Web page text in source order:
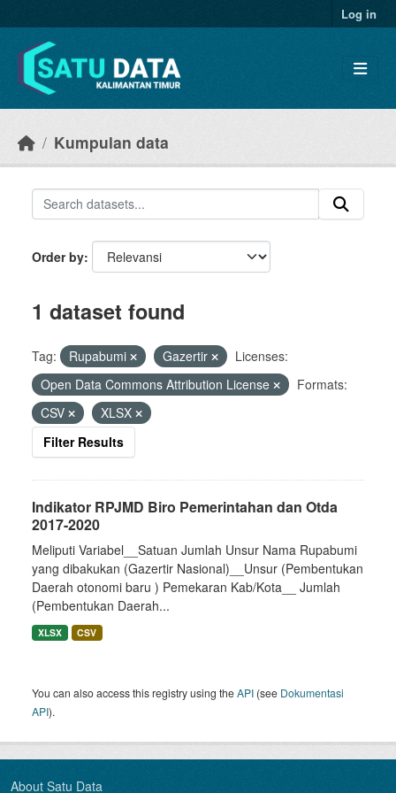
Log in
Kumpulan data
Order by
1 dataset found
Tag: Rupabumi Gazertir
Licenses:
Open Data Commons Attribution License
Formats:
CSV
XLSX
Filter Results
Indikator RPJMD Biro Pemerintahan dan Otda
2017-2020
Meliputi Variabel__Satuan Jumlah Unsur Nama Rupabumi
yang dibakukan (Gazertir Nasional)__Unsur (Pembentukan
Daerah otonomi baru ) Pemekaran Kab/Kota__ Jumlah
(Pembentukan Daerah...
XLSX CSV
You can also access this registry using theAPI (see Dokumentasi
API).
About Satu Data